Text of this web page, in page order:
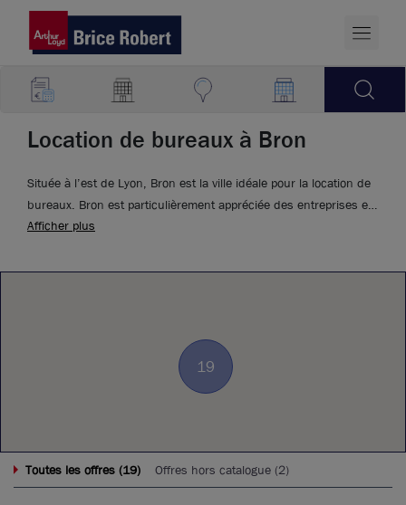
Location de bureaux à Bron
Située à l’est de Lyon, Bron est la ville idéale pour la location de
bureaux. Bron est particulièrement appréciée des entreprises en
quête de surfaces fonctionnelles et de loyers plus raisonnable
Villeurbanne et des grands axes de circulation, la commune
Afficher plus
19
Toutes les offres (19) Offres hors catalogue (2)